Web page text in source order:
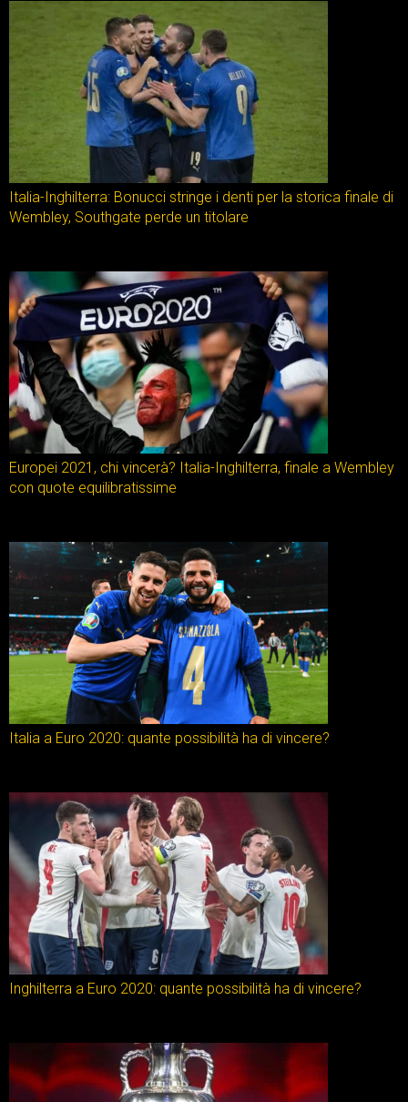
Italia-Inghilterra: Bonucci stringe i denti per la storica finale di
Wembley, Southgate perde un titolare
Europei 2021, chi vincerà? Italia-Inghilterra, finale a Wembley
con quote equilibratissime
Italia a Euro 2020: quante possibilità ha di vincere?
Inghilterra a Euro 2020: quante possibilità ha di vincere?